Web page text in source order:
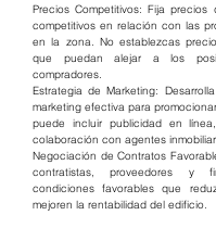
Precios Competitivos: Fija
competitivos en relación con las
en la zona. No establezcas
que puedan alejar a los
compradores.
Estrategia de Marketing:
marketing efectiva para
puede incluir publicidad en
colaboración con agentes
Negociación de Contratos
contratistas, proveedores y
condiciones favorables que
mejoren la rentabilidad del edificio.